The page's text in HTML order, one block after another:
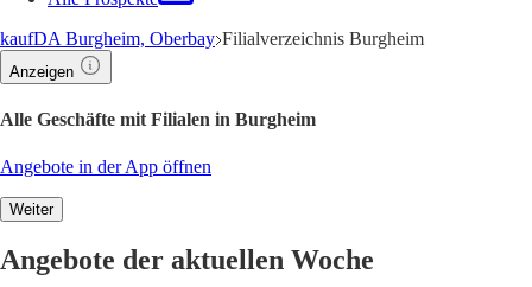
kaufDA Burgheim, Oberbay Filialverzeichnis Burgheim
Anzeigen
Alle Geschäfte mit Filialen in Burgheim
Angebote in der App öffnen
Weiter
Angebote der aktuellen Woche